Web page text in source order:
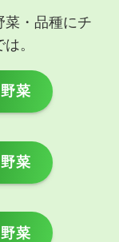
菜・品種にチ
。
菜
菜
菜